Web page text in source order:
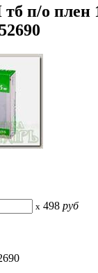
п/о плен
x 498 руб